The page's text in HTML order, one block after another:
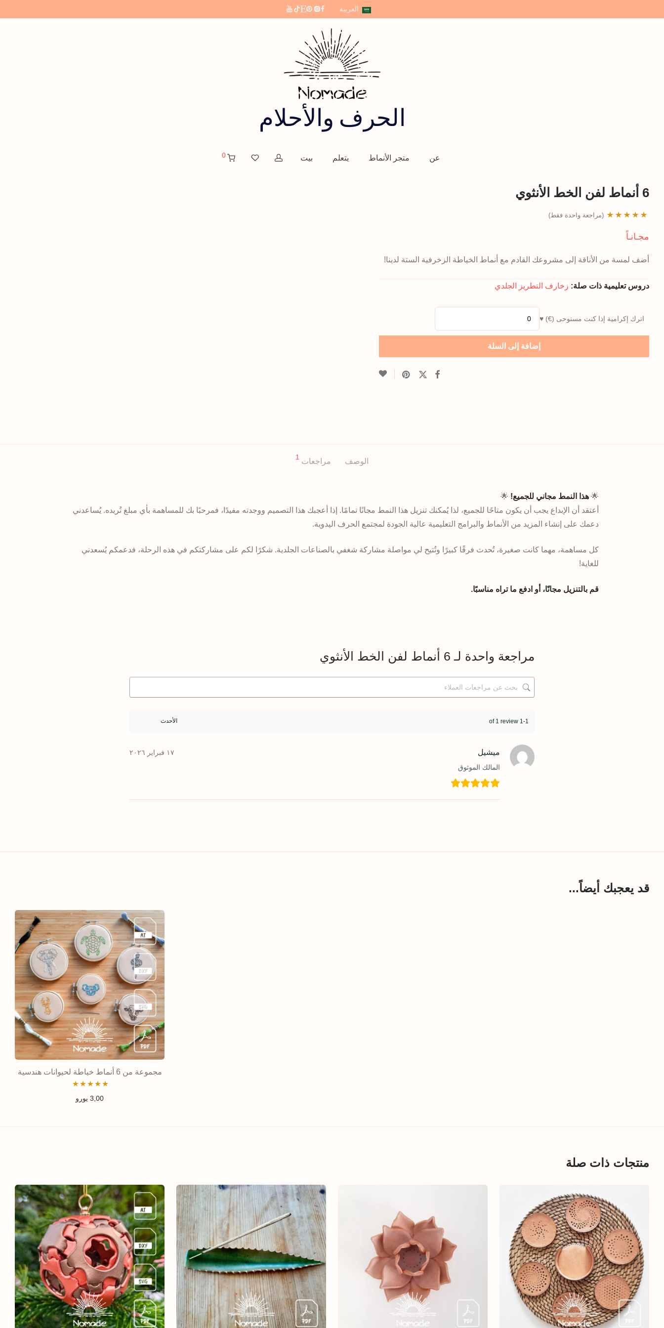
العربية
الحرف والأحلام
بيت يتعلم متجر الأنماط عن 0 متجر الأنماط أنماط مجانية
6 أنماط لفن الخط الأنثوي
5.00
على تقييم عميل
(مراجعة واحدة فقط)
مجـانـاً
أضف لمسة من الأناقة إلى مشروعك القادم مع أنماط الخياطة الزخرفية الستة لدينا!
دروس تعليمية ذات صلة: زخارف التطريز الجلدي
اترك إكرامية إذا كنت مستوحى (€) ♥
إضافة إلى السلة
الوصف مراجعات 1
🌟 هذا النمط مجاني للجميع! 🌟
أعتقد أن الإبداع يجب أن يكون متاحًا للجميع، لذا يُمكنك تنزيل هذا النمط مجانًا تمامًا. إذا أعجبك هذا التصميم ووجدته مفيدًا، فمرحبًا بك للمساهمة بأي مبلغ تُريده. يُساعدني
دعمك على إنشاء المزيد من الأنماط والبرامج التعليمية عالية الجودة لمجتمع الحرف اليدوية.
كل مساهمة، مهما كانت صغيرة، تُحدث فرقًا كبيرًا وتُتيح لي مواصلة مشاركة شغفي بالصناعات الجلدية. شكرًا لكم على مشاركتكم في هذه الرحلة، فدعمكم يُسعدني
للغاية!
قم بالتنزيل مجانًا، أو ادفع ما تراه مناسبًا.
مراجعة واحدة لـ 6 أنماط لفن الخط الأنثوي
1-1 of 1 review
ميشيل
المالك الموثوق
١٧ فبراير ٢٠٢٦
قد يعجبك أيضاً...
مجموعة من 6 أنماط خياطة لحيوانات هندسية
تم التقييم
3,00 يورو
منتجات ذات صلة